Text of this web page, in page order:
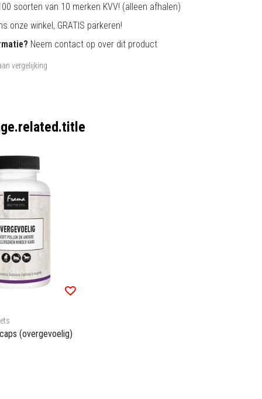
soorten van 10 merken KVV! (alleen afhalen)
onze winkel, GRATIS parkeren!
Neem contact op over dit product
vergelijking
(overgevoelig)